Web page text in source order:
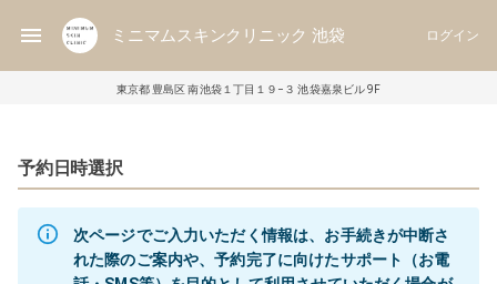
ミニマムスキンクリニック 池袋 ログイン
東京都 豊島区 南池袋１丁目１９−３ 池袋嘉泉ビル 9F
予約日時選択
次ページでご入力いただく情報は、お手続きが中断さ
れた際のご案内や、予約完了に向けたサポート（お電